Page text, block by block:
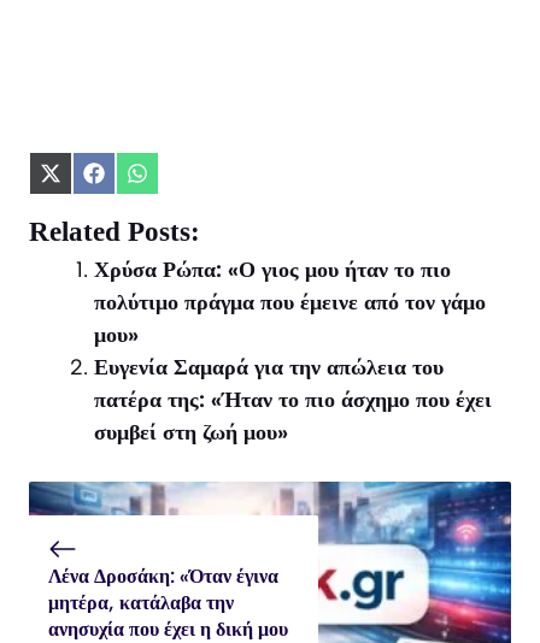
Share
X
(Twitter)
Share
Facebook
Share
WhatsApp
Related Posts:
Χρύσα Ρώπα: «Ο γιος μου ήταν το πιο
πολύτιμο πράγμα που έμεινε από τον γάμο
μου»
Ευγενία Σαμαρά για την απώλεια του
πατέρα της: «Ήταν το πιο άσχημο που έχει
συμβεί στη ζωή μου»
Λένα Δροσάκη: «Όταν έγινα
μητέρα, κατάλαβα την
ανησυχία που έχει η δική μου